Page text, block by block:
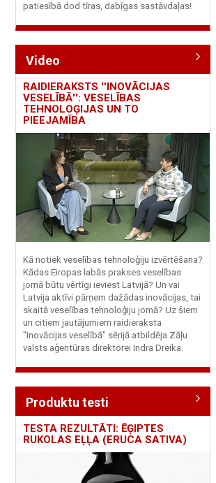
patiesībā dod tīras, dabīgas sastāvdaļas!
Video
RAIDIERAKSTS ''INOVĀCIJAS
VESELĪBĀ'': VESELĪBAS
TEHNOLOĢIJAS UN TO
PIEEJAMĪBA
Kā notiek veselības tehnoloģiju izvērtēšana?
Kādas Eiropas labās prakses veselības
jomā būtu vērtīgi ieviest Latvijā? Un vai
Latvija aktīvi pārņem dažādas inovācijas, tai
skaitā veselības tehnoloģiju jomā? Uz šiem
un citiem jautājumiem raidieraksta
"Inovācijas veselībā" sērijā atbildēja Zāļu
valsts aģentūras direktorei Indra Dreika.
Produktu testi
TESTA REZULTĀTI: ĒĢIPTES
RUKOLAS EĻĻA (ERUCA SATIVA)